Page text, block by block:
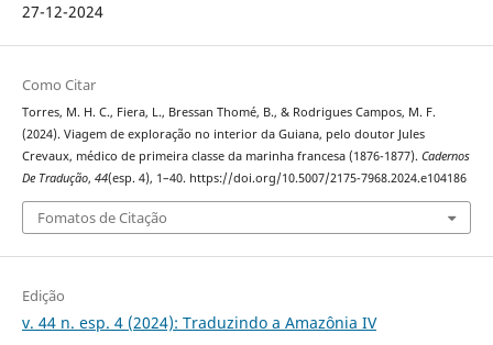
27-12-2024
Como Citar
Torres, M. H. C., Fiera, L., Bressan Thomé, B., & Rodrigues Campos, M. F.
(2024). Viagem de exploração no interior da Guiana, pelo doutor Jules
Crevaux, médico de primeira classe da marinha francesa (1876-1877). Cadernos
De Tradução, 44(esp. 4), 1–40. https://doi.org/10.5007/2175-7968.2024.e104186
Fomatos de Citação
Edição
v. 44 n. esp. 4 (2024): Traduzindo a Amazônia IV